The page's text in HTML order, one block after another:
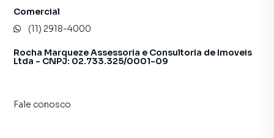
Comercial
(11) 2918-4000
Rocha Marqueze Assessoria e Consultoria de Imoveis
Ltda - CNPJ: 02.733.325/0001-09
Fale conosco